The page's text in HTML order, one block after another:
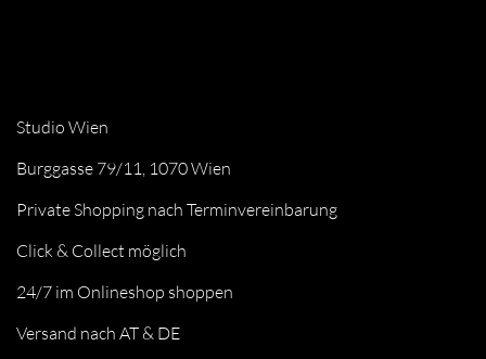
Studio Wien
Burggasse 79/11, 1070 Wien
Private Shopping nach Terminvereinbarung
Click & Collect möglich
24/7 im Onlineshop shoppen
Versand nach AT & DE